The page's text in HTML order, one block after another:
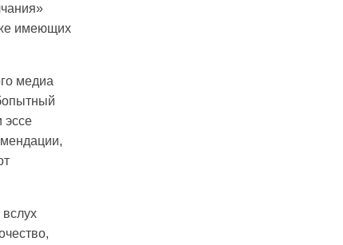
имеющих
медиа
эссе